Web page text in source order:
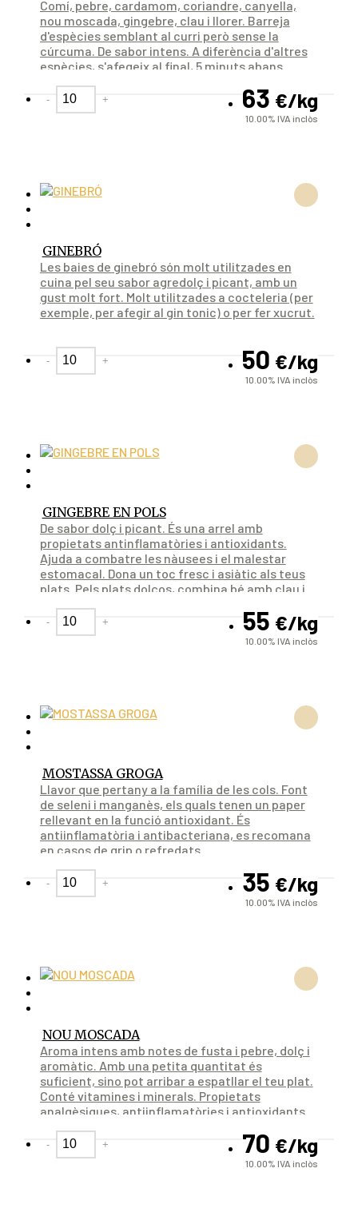
Comí, pebre, cardamom, coriandre, canyella,
nou moscada, gingebre, clau i llorer. Barreja
d'espècies semblant al curri però sense la
cúrcuma. De sabor intens. A diferència d'altres
espècies, s'afegeix al final, 5 minuts abans
63 €/kg
10.00%IVA inclòs
- +
GINEBRÓ
Les baies de ginebró són molt utilitzades en
cuina pel seu sabor agredolç i picant, amb un
gust molt fort. Molt utilitzades a cocteleria (per
exemple, per afegir al gin tonic) o per fer xucrut.
50 €/kg
10.00%IVA inclòs
- +
GINGEBRE EN POLS
De sabor dolç i picant. És una arrel amb
propietats antinflamatòries i antioxidants.
Ajuda a combatre les nàusees i el malestar
estomacal. Dona un toc fresc i asiàtic als teus
plats. Pels plats dolços, combina bé amb clau i
55 €/kg
10.00%IVA inclòs
- +
MOSTASSA GROGA
Llavor que pertany a la família de les cols. Font
de seleni i manganès, els quals tenen un paper
rellevant en la funció antioxidant. És
antiinflamatòria i antibacteriana, es recomana
en casos de grip o refredats.
35 €/kg
10.00%IVA inclòs
- +
NOU MOSCADA
Aroma intens amb notes de fusta i pebre, dolç i
aromàtic. Amb una petita quantitat és
suficient, sino pot arribar a espatllar el teu plat.
Conté vitamines i minerals. Propietats
analgèsiques, antiinflamatòries i antioxidants.
70 €/kg
10.00%IVA inclòs
- +